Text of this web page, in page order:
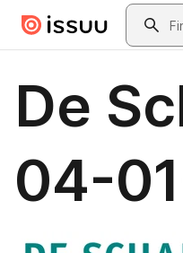
Skip to main contentSearch
De
04-